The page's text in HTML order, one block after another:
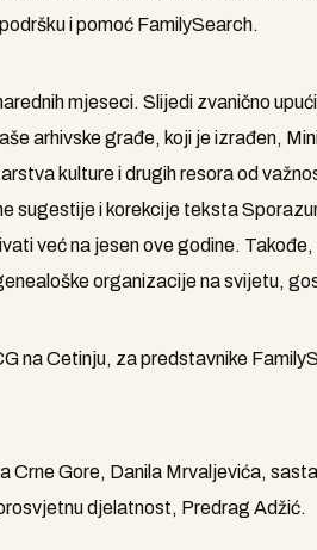
i pomoć FamilySearch.
mjeseci. Slijedi zvanično
arhivske građe, koji je izrađen,
kulture i drugih resora od
sugestije i korekcije teksta
već na jesen ove godine.
organizacije na svijetu,
na Cetinju, za predstavnike
Crne Gore, Danila Mrvaljevića,
djelatnost, Predrag Adžić.